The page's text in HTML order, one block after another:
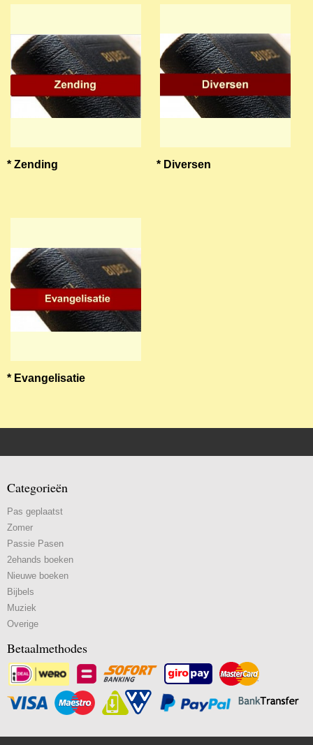
* Zending * Diversen
* Evangelisatie
Categorieën
Pas geplaatst
Zomer
Passie Pasen
2ehands boeken
Nieuwe boeken
Bijbels
Muziek
Overige
Betaalmethodes